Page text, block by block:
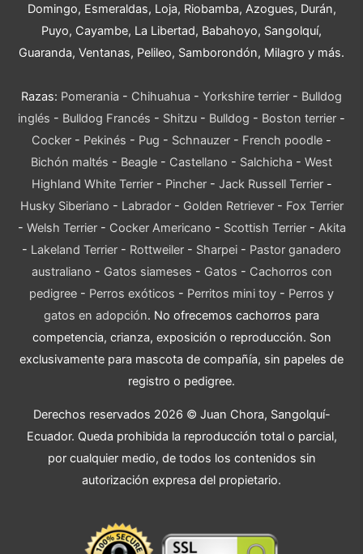
Domingo, Esmeraldas, Loja, Riobamba, Azogues, Durán,
Puyo, Cayambe, La Libertad, Babahoyo, Sangolquí,
Guaranda, Ventanas, Pelileo, Samborondón, Milagro y más.
Razas: Pomerania - Chihuahua - Yorkshire terrier - Bulldog
inglés - Bulldog Francés - Shitzu - Bulldog - Boston terrier -
Cocker - Pekinés - Pug - Schnauzer - French poodle -
Bichón maltés - Beagle - Castellano - Salchicha - West
Highland White Terrier- Pincher- Jack Russell Terrier-
Husky Siberiano - Labrador- Golden Retriever- Fox Terrier
- Welsh Terrier- Cocker Americano - Scottish Terrier- Akita
- Lakeland Terrier - Rottweiler - Sharpei - Pastor ganadero
australiano - Gatos siameses - Gatos - Cachorros con
pedigree - Perros exóticos - Perritos mini toy - Perros y
gatos en adopción. No ofrecemos cachorros para
competencia, crianza, exposición o reproducción. Son
exclusivamente para mascota de compañía, sin papeles de
registro o pedigree.
Derechos reservados 2026 © Juan Chora, Sangolquí-
Ecuador. Queda prohibida la reproducción total o parcial,
por cualquier medio, de todos los contenidos sin
autorización expresa del propietario.